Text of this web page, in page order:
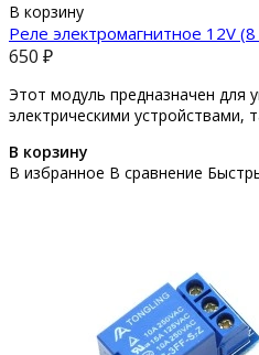
В корзину
Реле электромагнитное 12V
650 ₽
Этот модуль предназначен для
электрическими устройствами,
В корзину
В избранное В сравнение